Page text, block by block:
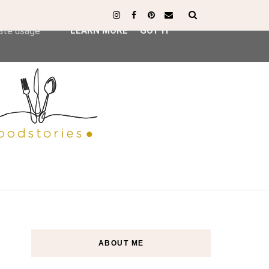
ABOUT ME
agent
usage
LEARN MORE GOT IT